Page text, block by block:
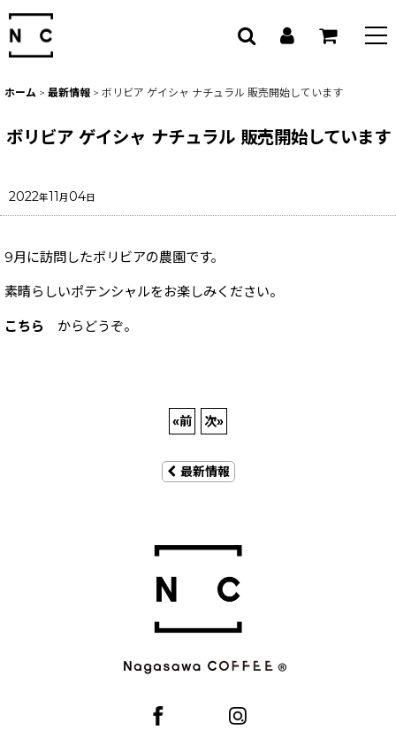
ホーム > 最新情報 > ボリビア ゲイシャ ナチュラル 販売開始しています
ボリビア ゲイシャ ナチュラル 販売開始しています
2022年11月 04日
9月に訪問したボリビアの農園です。
素晴らしいポテンシャルをお楽しみください。
こちら からどうぞ。
«前 次»
最新情報